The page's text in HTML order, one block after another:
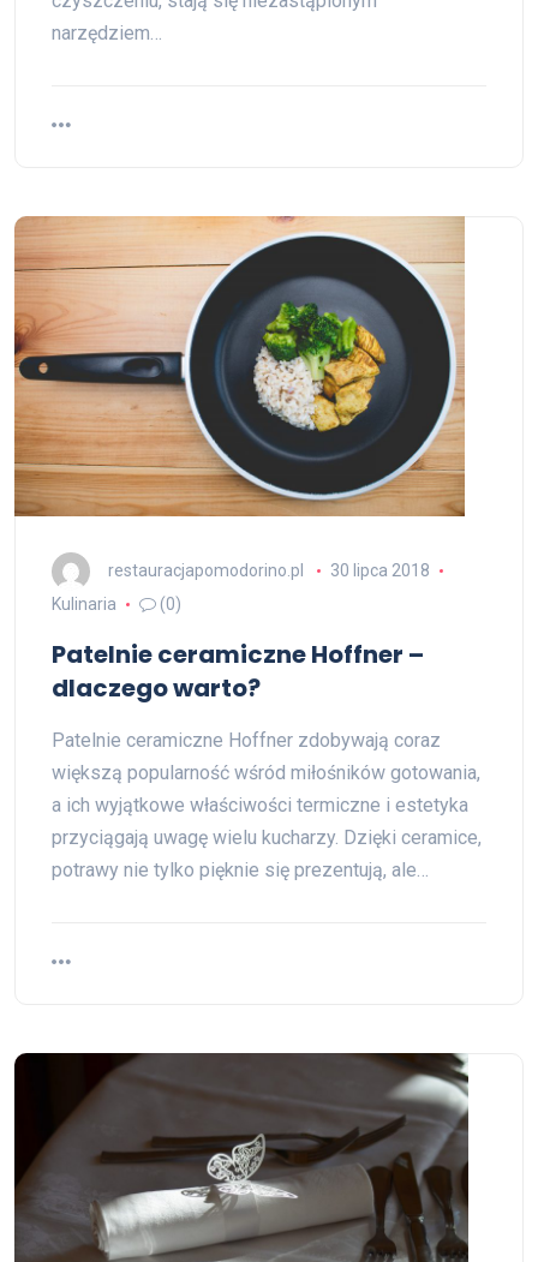
narzędziem…
restauracjapomodorino.pl
30 lipca 2018
Kulinaria
(0)
Patelnie ceramiczne Hoffner –
dlaczego warto?
Patelnie ceramiczne Hoffner zdobywają coraz
większą popularność wśród miłośników gotowania,
a ich wyjątkowe właściwości termiczne i estetyka
przyciągają uwagę wielu kucharzy. Dzięki ceramice,
potrawy nie tylko pięknie się prezentują, ale…